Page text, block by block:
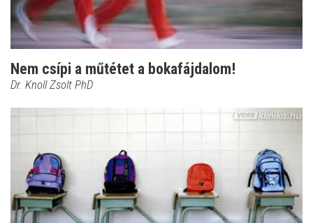
Nem csípi a műtétet a bokafájdalom!
Dr. Knoll Zsolt PhD